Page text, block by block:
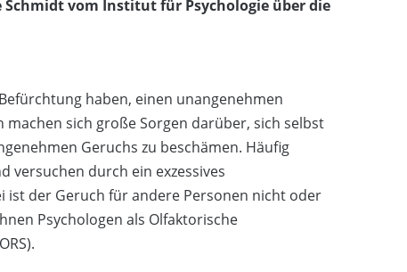
vom Institut für Psychologie über die
haben, einen unangenehmen
sich große Sorgen darüber, sich selbst
Geruchs zu beschämen. Häufig
versuchen durch ein exzessives
ist der Geruch für andere Personen nicht oder
Psychologen als Olfaktorische